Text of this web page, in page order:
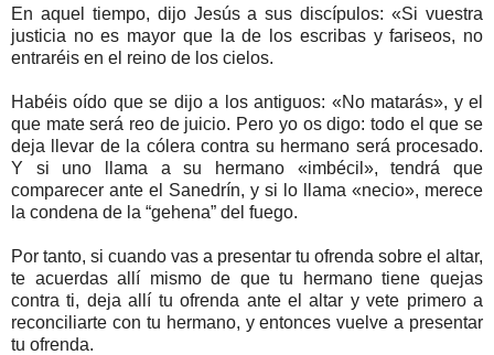
En aquel tiempo, dijo Jesús a sus discípulos: «Si vuestra
justicia no es mayor que la de los escribas y fariseos, no
entraréis en el reino de los cielos.
Habéis oído que se dijo a los antiguos: «No matarás», y el
que mate será reo de juicio. Pero yo os digo: todo el que se
deja llevar de la cólera contra su hermano será procesado.
Y si uno llama a su hermano «imbécil», tendrá que
comparecer ante el Sanedrín, y si lo llama «necio», merece
la condena de la “gehena” del fuego.
Por tanto, si cuando vas a presentar tu ofrenda sobre el altar,
te acuerdas allí mismo de que tu hermano tiene quejas
contra ti, deja allí tu ofrenda ante el altar y vete primero a
reconciliarte con tu hermano, y entonces vuelve a presentar
tu ofrenda.